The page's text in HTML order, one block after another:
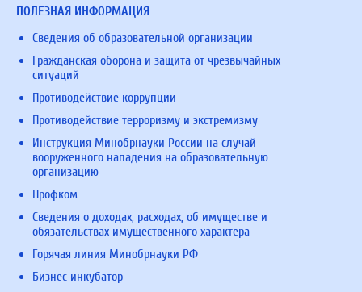
ПОЛЕЗНАЯ ИНФОРМАЦИЯ
Сведения об образовательной организации
Гражданская оборона и защита от чрезвычайных
ситуаций
Противодействие коррупции
Противодействие терроризму и экстремизму
Инструкция Минобрнауки России на случай
вооруженного нападения на образовательную
организацию
Профком
Сведения о доходах, расходах, об имуществе и
обязательствах имущественного характера
Горячая линия Минобрнауки РФ
Бизнес инкубатор